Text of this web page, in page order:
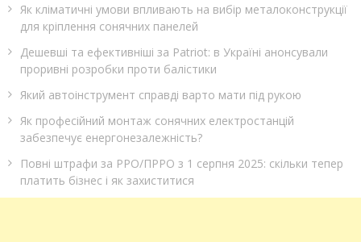
Як кліматичні умови впливають на вибір металоконструкції
для кріплення сонячних панелей
Дешевші та ефективніші за Patriot: в Україні анонсували
проривні розробки проти балістики
Який автоінструмент справді варто мати під рукою
Як професійний монтаж сонячних електростанцій
забезпечує енергонезалежність?
Повні штрафи за РРО/ПРРО з 1 серпня 2025: скільки тепер
платить бізнес і як захиститися